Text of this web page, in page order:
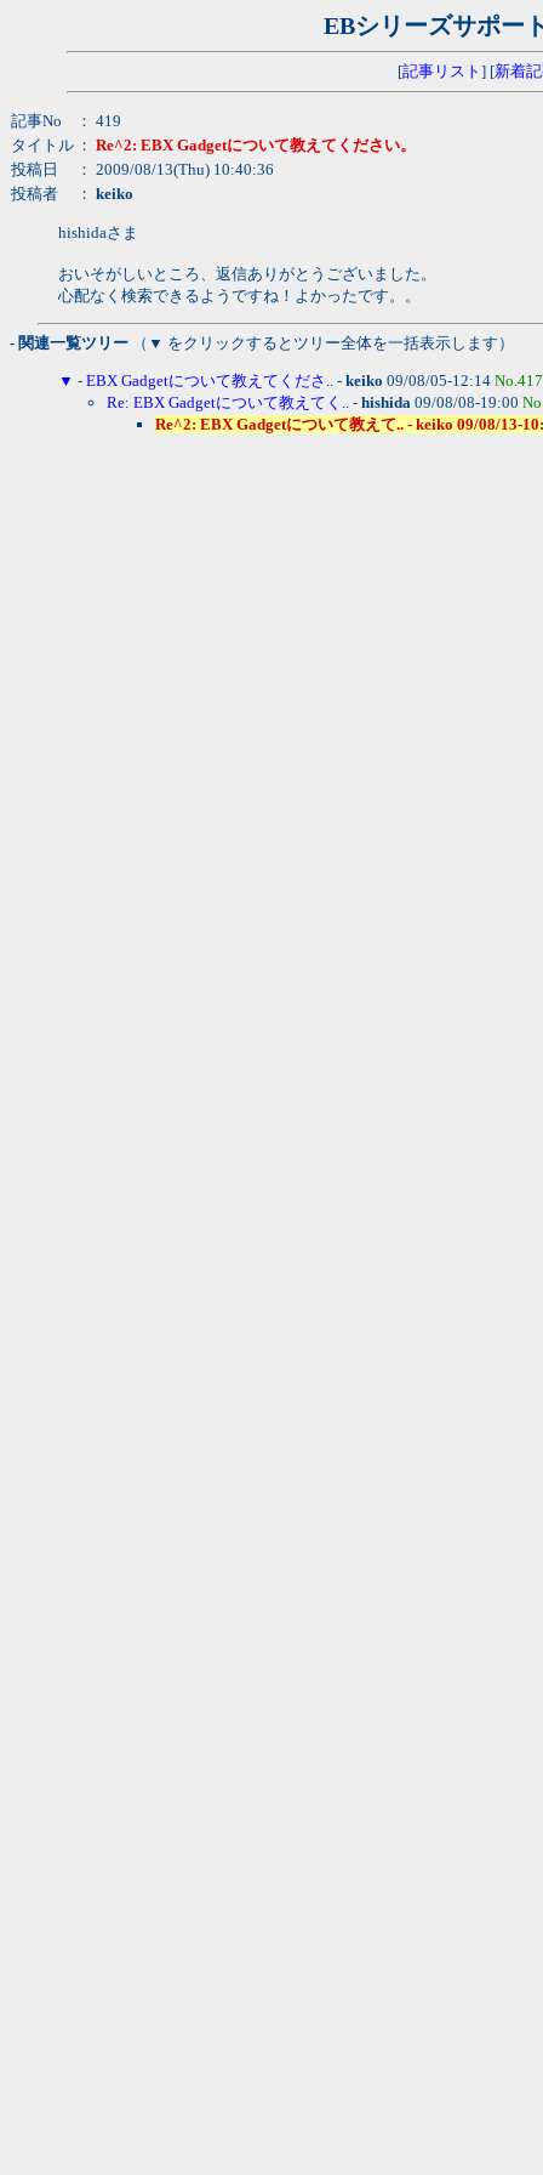
EBシリーズサポー
[記事リスト ] [新着
記事No
： 419
タイトル ： Re^2: EBX Gadgetについて教えてください。
投稿日
： 2009/08/13(Thu) 10:40:36
投稿者
： keiko
hishidaさま
おいそがしいところ、返信ありがとうございました。
心配なく検索できるようですね！よかったです。。
- 関連一覧ツリー （▼ をクリックするとツリー全体を一括表示します）
▼ - EBX Gadgetについて教えてくださ.. - keiko 09/08/05-12:14 No.417
Re: EBX Gadgetについて教えてく.. - hishida 09/08/08-19:00
Re^2: EBX Gadgetについて教えて.. - keiko 09/08/13-